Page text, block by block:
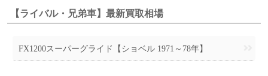
【ライバル・兄弟車】最新買取相場
FX1200スーパーグライド【ショベル 1971～78年】